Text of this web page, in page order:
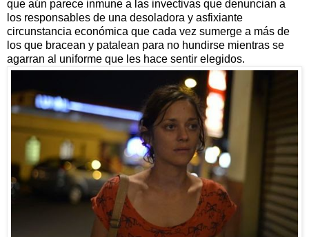
que aún parece inmune a las invectivas que denuncian a
los responsables de una desoladora y asfixiante
circunstancia económica que cada vez sumerge a más de
los que bracean y patalean para no hundirse mientras se
agarran al uniforme que les hace sentir elegidos.